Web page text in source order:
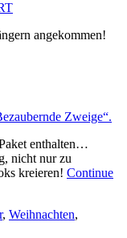
angekommen!
Zweige“.
enthalten…
nicht nur zu
kreieren! Continue
, Weihnachten,